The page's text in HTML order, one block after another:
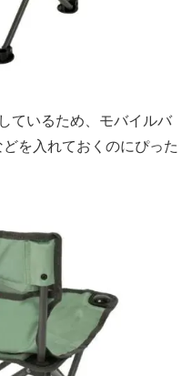
ているため、モバイルバ
を入れておくのにぴった